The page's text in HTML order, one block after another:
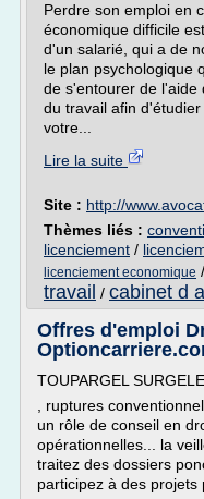
Perdre son emploi en
économique difficile
d'un salarié, qui a de
le plan psychologique
de s'entourer de l'aide
du travail afin
votre...
Lire la suite
Site : http://
Thèmes liés :
licenciement /
licenciement economique /
travail / cabinet d
Offres d'emploi
TOUPARGEL
, ruptures
un rôle de conseil en
opérationnelles... la
traitez des dossiers
participez à des projets